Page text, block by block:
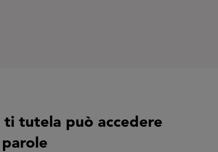
ti tutela può accedere